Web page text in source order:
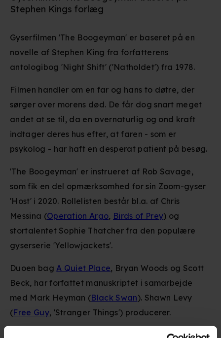
Stephen Kings forlæg
Gyserfilmen 'The Boogeyman' er baseret på en
novelle af Stephen King fra forfatterens
antologibog 'Night Shift' ('Natholdet') fra 1978.
Filmen handler om en far og hans to døtre, der
sørger over morens død. De får dog snart meget
andet at se til, da en overnaturlig og ond kraft
indtager deres hus efter, at faren - som er
psykolog - har haft en desperat patient på besøg.
'The Boogeyman' er instrueret af Rob Savage,
som fik en del opmærksomhed for sin Zoom-gyser
'Host' i 2020. Rollelisten består bl.a. af Chris
Messina (Operation Argo, Birds of Prey) og
stortalentet Sophie Thatcher fra den populære
gyserserie 'Yellowjackets'.
Duoen bagA Quiet Place, Bryan Woods og Scott
Beck, har forfattet manuskriptet i samarbejde
med Mark Heyman (Black Swan). Shawn Levy
(Free Guy, 'Stranger Things') producerer.